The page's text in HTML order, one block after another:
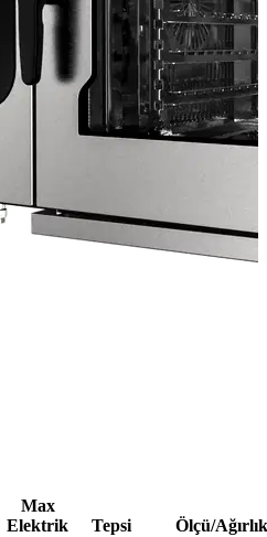
Max
Elektrik
Tepsi
Ölçü/Ağırlık